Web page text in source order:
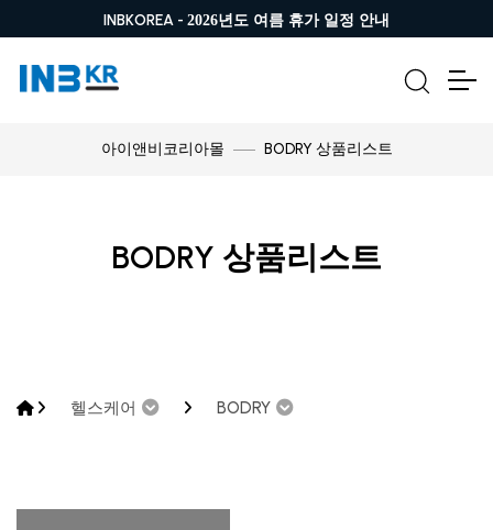
INBKOREA - 2026년도 여름 휴가 일정 안내
아이앤비코리아몰 BODRY 상품리스트
BODRY 상품리스트
헬스케어 BODRY